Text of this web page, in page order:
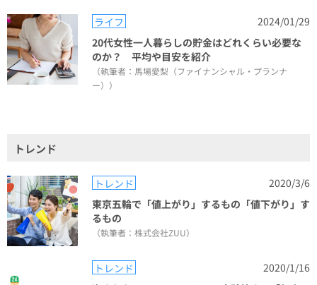
ライフ
2024/01/29
20代女性一人暮らしの貯金はどれくらい必要な
のか？ 平均や目安を紹介
（執筆者：馬場愛梨（ファイナンシャル・プランナ
ー））
トレンド
トレンド
2020/3/6
東京五輪で「値上がり」するもの「値下がり」す
るもの
（執筆者：株式会社ZUU）
トレンド
2020/1/16